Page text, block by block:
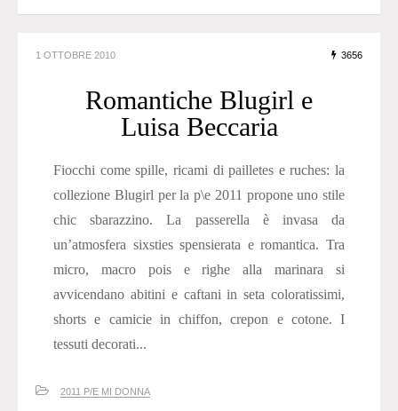
1 OTTOBRE 2010 3656
Romantiche Blugirl e
Luisa Beccaria
Fiocchi come spille, ricami di pailletes e ruches: la
collezione Blugirl per la p\e 2011 propone uno stile
chic sbarazzino. La passerella è invasa da
un’atmosfera sixsties spensierata e romantica. Tra
micro, macro pois e righe alla marinara si
avvicendano abitini e caftani in seta coloratissimi,
shorts e camicie in chiffon, crepon e cotone. I
tessuti decorati...
2011 P/E MI DONNA